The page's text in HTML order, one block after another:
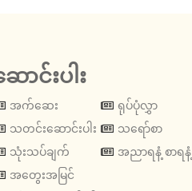
ောင်းပါး
အက်ဆေး
သတင်းဆောင်းပါး
သုံးသပ်ချက်
အတွေးအမြင်
ရုပ်ပုံလွှာ
သရော်စာ
အညာရနံ့ စာရနံ့